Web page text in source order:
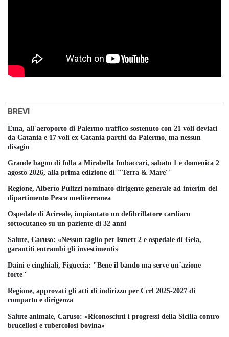
BREVI
Etna, all´aeroporto di Palermo traffico sostenuto con 21 voli deviati
da Catania e 17 voli ex Catania partiti da Palermo, ma nessun
disagio
Grande bagno di folla a Mirabella Imbaccari, sabato 1 e domenica 2
agosto 2026, alla prima edizione di ´´Terra & Mare´´
Regione, Alberto Pulizzi nominato dirigente generale ad interim del
dipartimento Pesca mediterranea
Ospedale di Acireale, impiantato un defibrillatore cardiaco
sottocutaneo su un paziente di 32 anni
Salute, Caruso: «Nessun taglio per Ismett 2 e ospedale di Gela,
garantiti entrambi gli investimenti»
Daini e cinghiali, Figuccia: "Bene il bando ma serve un´azione
forte"
Regione, approvati gli atti di indirizzo per Ccrl 2025-2027 di
comparto e dirigenza
Salute animale, Caruso: «Riconosciuti i progressi della Sicilia contro
brucellosi e tubercolosi bovina»